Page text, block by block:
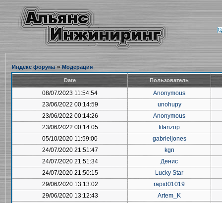
Индекс форума » Модерация
Date Пользователь
08/07/2023 11:54:54
Anonymous
23/06/2022 00:14:59
unohupy
23/06/2022 00:14:26
Anonymous
23/06/2022 00:14:05
titanzop
05/10/2020 11:59:00
gabrieljones
24/07/2020 21:51:47
kgn
24/07/2020 21:51:34
Денис
24/07/2020 21:50:15
Lucky Star
29/06/2020 13:13:02
rapid01019
29/06/2020 13:12:43
Artem_K